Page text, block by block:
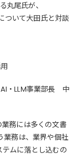
丸尾氏が、
ついて大田氏と対談
・LLM事業部長 中
務には多くの文書
業務は、業界や個社
ムに落とし込むの